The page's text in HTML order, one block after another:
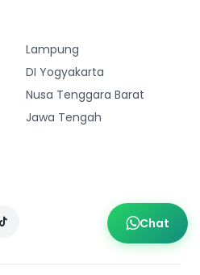
Lampung
DI Yogyakarta
Nusa Tenggara Barat
Jawa Tengah
Chat